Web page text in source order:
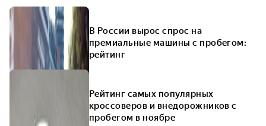
В России вырос спрос на
премиальные машины с пробегом:
рейтинг
Рейтинг самых популярных
кроссоверов и внедорожников с
пробегом в ноябре